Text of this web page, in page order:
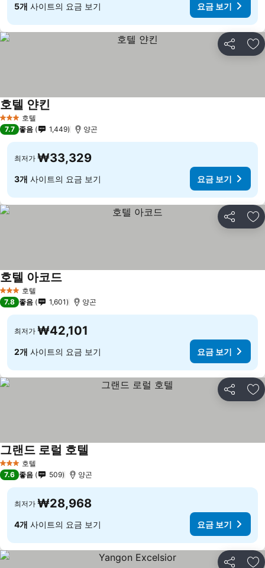
5개 사이트의 요금 보기 요금 보기
공유 즐
3 성급 호텔
호텔 얀킨
7.7 좋음 1,449 양곤
최저가 ₩33,329
3개 사이트의 요금 보기 요금 보기
공유 즐
3 성급 호텔
호텔 아코드
7.8 좋음 1,601 양곤
최저가 ₩42,101
2개 사이트의 요금 보기 요금 보기
공유 즐
3 성급 호텔
그랜드 로럴 호텔
7.6 좋음 509 양곤
최저가 ₩28,968
4개 사이트의 요금 보기 요금 보기